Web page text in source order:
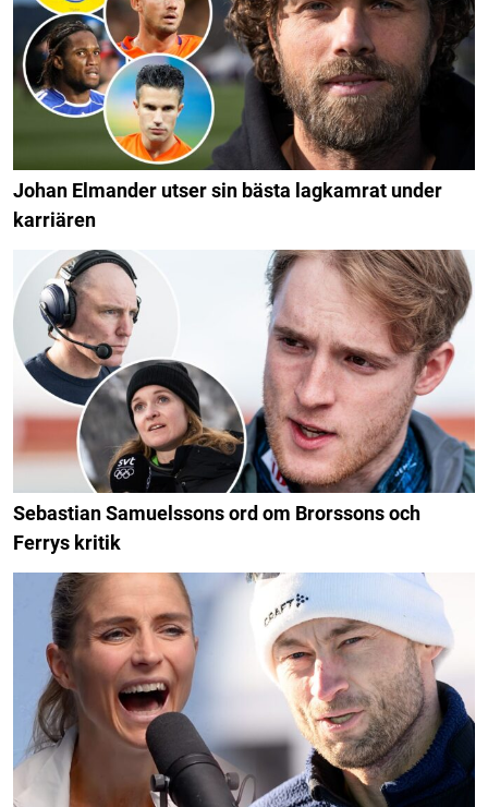
Johan Elmander utser sin bästa lagkamrat under
karriären
Sebastian Samuelssons ord om Brorssons och
Ferrys kritik